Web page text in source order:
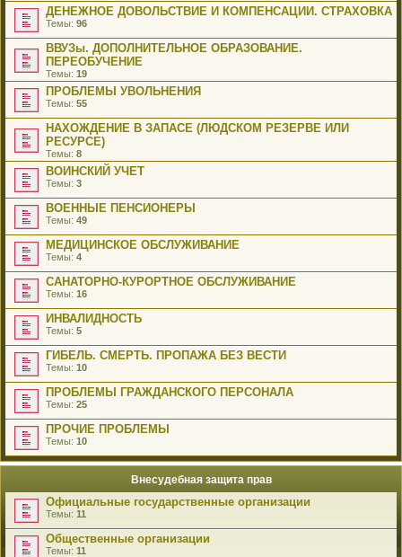
ДЕНЕЖНОЕ ДОВОЛЬСТВИЕ И КОМПЕНСАЦИИ. СТРАХОВКА
Темы: 96
ВВУЗы. ДОПОЛНИТЕЛЬНОЕ ОБРАЗОВАНИЕ.
ПЕРЕОБУЧЕНИЕ
Темы: 19
ПРОБЛЕМЫ УВОЛЬНЕНИЯ
Темы: 55
НАХОЖДЕНИЕ В ЗАПАСЕ (ЛЮДСКОМ РЕЗЕРВЕ ИЛИ
РЕСУРСЕ)
Темы: 8
ВОИНСКИЙ УЧЕТ
Темы: 3
ВОЕННЫЕ ПЕНСИОНЕРЫ
Темы: 49
МЕДИЦИНСКОЕ ОБСЛУЖИВАНИЕ
Темы: 4
САНАТОРНО-КУРОРТНОЕ ОБСЛУЖИВАНИЕ
Темы: 16
ИНВАЛИДНОСТЬ
Темы: 5
ГИБЕЛЬ. СМЕРТЬ. ПРОПАЖА БЕЗ ВЕСТИ
Темы: 10
ПРОБЛЕМЫ ГРАЖДАНСКОГО ПЕРСОНАЛА
Темы: 25
ПРОЧИЕ ПРОБЛЕМЫ
Темы: 10
Внесудебная защита прав
Официальные государственные организации
Темы: 11
Общественные организации
Темы: 11